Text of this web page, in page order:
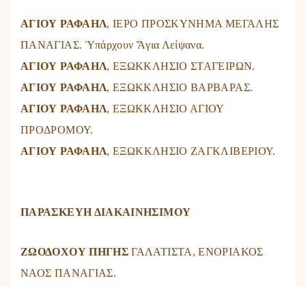
ΑΓΙΟΥ ΡΑΦΑΗΛ, ΙΕΡΟ ΠΡΟΣΚΥΝΗΜΑ ΜΕΓΑΛΗΣ
ΠΑΝΑΓΙΑΣ. Ὑπάρχουν Ἅγια Λείψανα.
ΑΓΙΟΥ ΡΑΦΑΗΛ, ΕΞΩΚΚΛΗΣΙΟ ΣΤΑΓΕΙΡΩΝ.
ΑΓΙΟΥ ΡΑΦΑΗΛ, ΕΞΩΚΚΛΗΣΙΟ ΒΑΡΒΑΡΑΣ.
ΑΓΙΟΥ ΡΑΦΑΗΛ, ΕΞΩΚΚΛΗΣΙΟ ΑΓΙΟΥ
ΠΡΟΔΡΟΜΟΥ.
ΑΓΙΟΥ ΡΑΦΑΗΛ, ΕΞΩΚΚΛΗΣΙΟ ΖΑΓΚΛΙΒΕΡΙΟΥ.
ΠΑΡΑΣΚΕΥΗ ΔΙΑΚΑΙΝΗΣΙΜΟΥ
ΖΩΟΔΟΧΟΥ ΠΗΓΗΣ ΓΑΛΑΤΙΣΤΑ, ΕΝΟΡΙΑΚΟΣ
ΝΑΟΣ ΠΑΝΑΓΙΑΣ.